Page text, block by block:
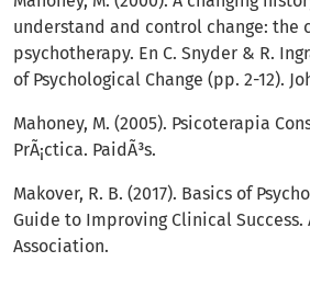
understand and control change: the
psychotherapy. En C. Snyder & R.
of Psychological Change (pp. 2-12).
Mahoney, M. (2005). Psicoterapia
PrÃ¡ctica. PaidÃ³s.
Makover, R. B. (2017). Basics of
Guide to Improving Clinical
Association.